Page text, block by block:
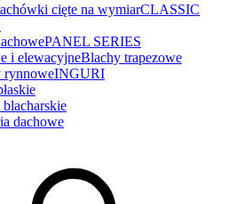
cięte na wymiarCLASSIC
PANEL SERIES
i elewacyjneBlachy trapezowe
rynnoweINGURI
dachowe